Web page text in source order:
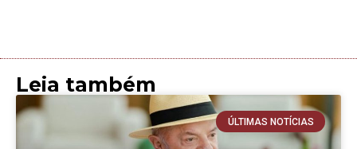
Leia também
ÚLTIMAS NOTÍCIAS